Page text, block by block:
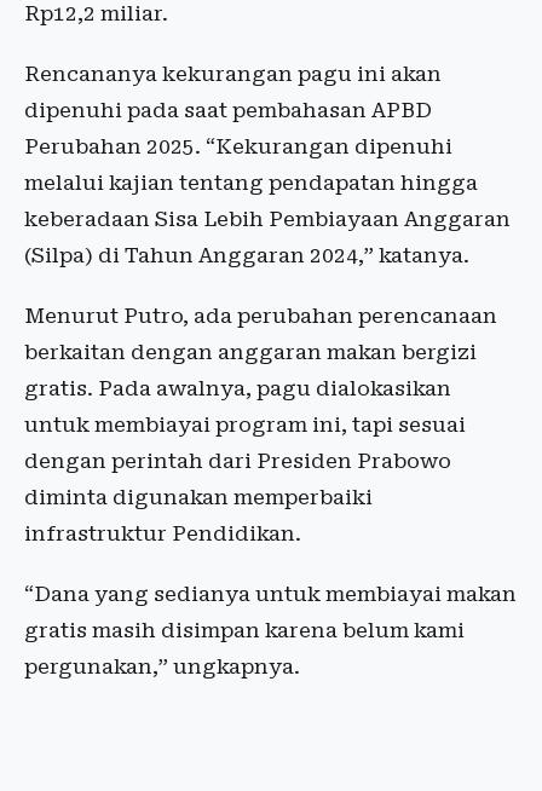
Rp12,2 miliar.
Rencananya kekurangan pagu ini akan
dipenuhi pada saat pembahasan APBD
Perubahan 2025. “Kekurangan dipenuhi
melalui kajian tentang pendapatan hingga
keberadaan Sisa Lebih Pembiayaan Anggaran
(Silpa) di Tahun Anggaran 2024,” katanya.
Menurut Putro, ada perubahan perencanaan
berkaitan dengan anggaran makan bergizi
gratis. Pada awalnya, pagu dialokasikan
untuk membiayai program ini, tapi sesuai
dengan perintah dari Presiden Prabowo
diminta digunakan memperbaiki
infrastruktur Pendidikan.
“Dana yang sedianya untuk membiayai makan
gratis masih disimpan karena belum kami
pergunakan,” ungkapnya.